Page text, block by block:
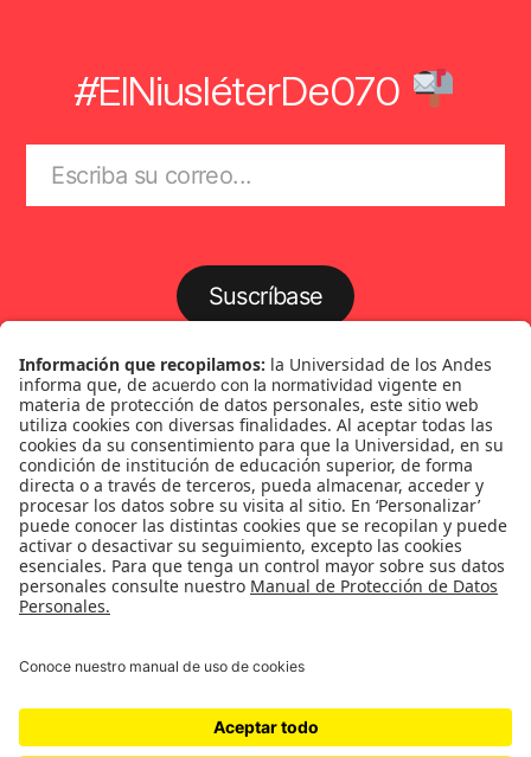
#ElNiusléterDe070
Suscríbase
Género
Política
Cultura
Medios y periodismo
Ciudad
Movilización social